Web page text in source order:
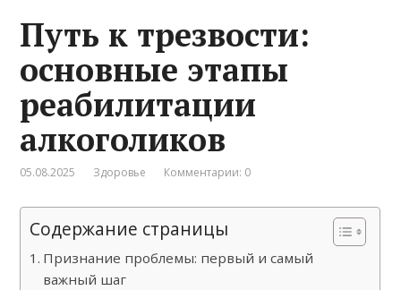
Путь к трезвости:
основные этапы
реабилитации
алкоголиков
05.08.2025 Здоровье Комментарии: 0
Содержание страницы
Признание проблемы: первый и самый
важный шаг